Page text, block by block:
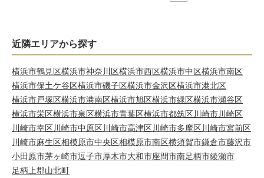
近隣エリアから探す
横浜市鶴見区横浜市神奈川区横浜市西区横浜市中区横浜市南区
横浜市保土ケ谷区横浜市磯子区横浜市金沢区横浜市港北区
横浜市戸塚区横浜市港南区横浜市旭区横浜市緑区横浜市瀬谷区
横浜市栄区横浜市泉区横浜市青葉区横浜市都筑区川崎市川崎区
川崎市幸区川崎市中原区川崎市高津区川崎市多摩区川崎市宮前区
川崎市麻生区相模原市中央区相模原市南区横須賀市鎌倉市藤沢市
小田原市茅ヶ崎市逗子市厚木市大和市座間市南足柄市綾瀬市
足柄上郡山北町